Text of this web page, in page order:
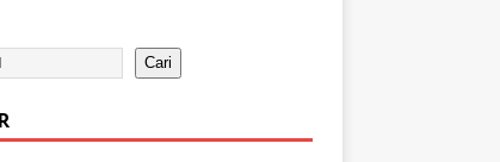
Cari